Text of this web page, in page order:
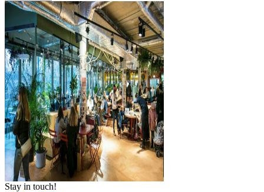
Top10
American Diner
Top10
Burger
Top10
Currywurstbuden
Top 10
Delis
Top10
Dönerläden
Top10
Günstiges Mittagessen
Top 10
Restaurants für Business Lunch und
Geschäftsessen
Top 10
Street Food Märkte und Food Trucks
Stay in touch!